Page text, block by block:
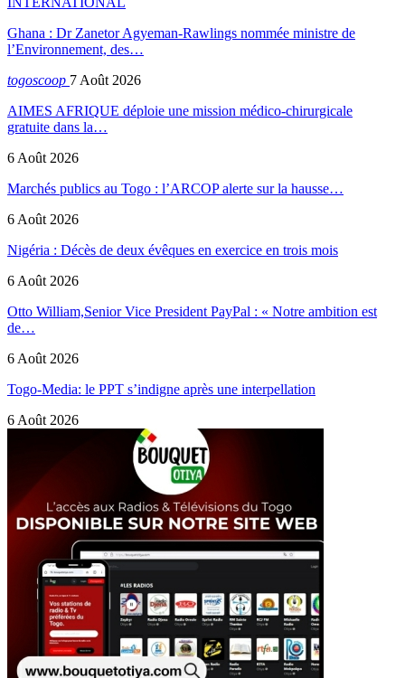
Ghana : Dr Zanetor Agyeman-Rawlings nommée ministre de
l’Environnement, des…
togoscoop 7 Août 2026
AIMES AFRIQUE déploie une mission médico-chirurgicale
gratuite dans la…
6 Août 2026
Marchés publics au Togo : l’ARCOP alerte sur la hausse…
6 Août 2026
Nigéria : Décès de deux évêques en exercice en trois mois
6 Août 2026
Otto William,Senior Vice President PayPal : « Notre ambition est
de…
6 Août 2026
Togo-Media: le PPT s’indigne après une interpellation
6 Août 2026